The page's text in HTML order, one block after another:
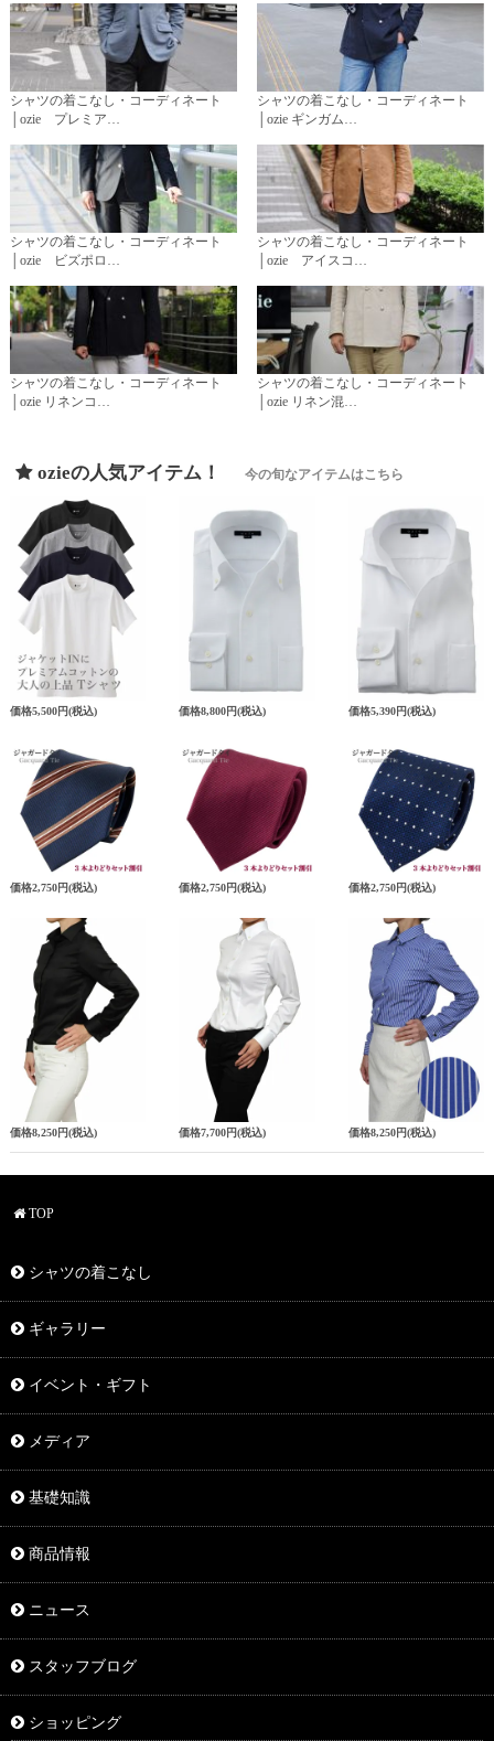
シャツの着こなし・コーディネート
│ozie プレミア…
シャツの着こなし・コーディネート
│ozie ギンガム…
シャツの着こなし・コーディネート
│ozie ビズポロ…
シャツの着こなし・コーディネート
│ozie アイスコ…
シャツの着こなし・コーディネート
│ozie リネンコ…
シャツの着こなし・コーディネート
│ozie リネン混…
ozieの人気アイテム！ 今の旬なアイテムはこちら
価格5,500円(税込) 価格8,800円(税込) 価格5,390円(税込)
価格2,750円(税込) 価格2,750円(税込) 価格2,750円(税込)
価格8,250円(税込) 価格7,700円(税込) 価格8,250円(税込)
TOP
シャツの着こなし
ギャラリー
イベント・ギフト
メディア
基礎知識
商品情報
ニュース
スタッフブログ
ショッピング